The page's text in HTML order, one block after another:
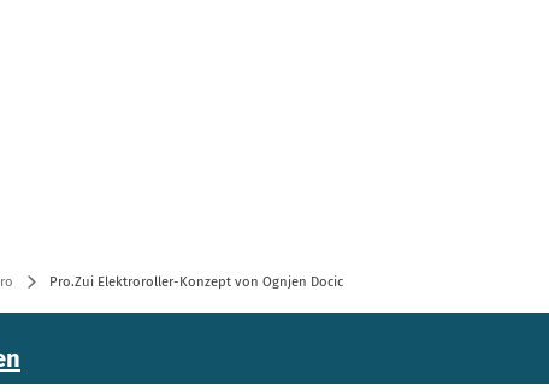
Pro.Zui Elektroroller-Konzept von Ognjen Docic